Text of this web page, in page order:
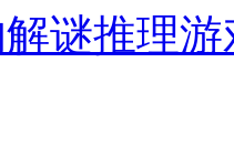
谜推理游